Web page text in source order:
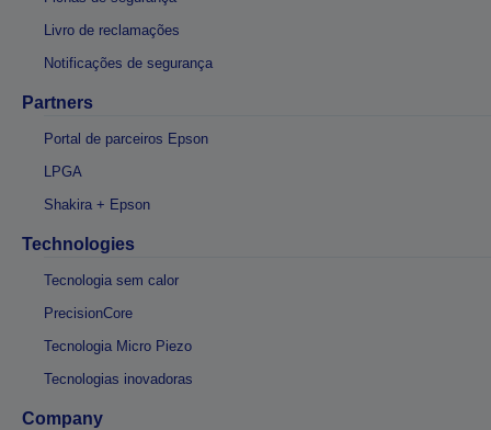
Livro de reclamações
Notificações de segurança
Partners
Portal de parceiros Epson
LPGA
Shakira + Epson
Technologies
Tecnologia sem calor
PrecisionCore
Tecnologia Micro Piezo
Tecnologias inovadoras
Company